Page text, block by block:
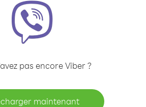
pas encore Viber ?
maintenant